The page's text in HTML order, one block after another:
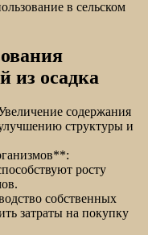
в сельском
из осадка
содержания
структуры и
росту
собственных
затраты на покупку